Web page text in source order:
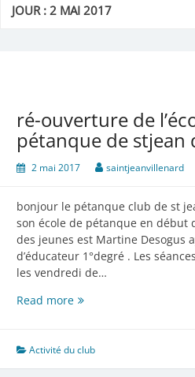
JOUR :2 MAI 2017
ré-ouverture de
pétanque de stjean
2 mai 2017 saintjeanvillenard
bonjour le pétanque club de st
son école de pétanque en début
des jeunes est Martine Desogus
d’éducateur 1°degré . Les
les vendredi de…
Read moreré-
l’école
de
Activité du club